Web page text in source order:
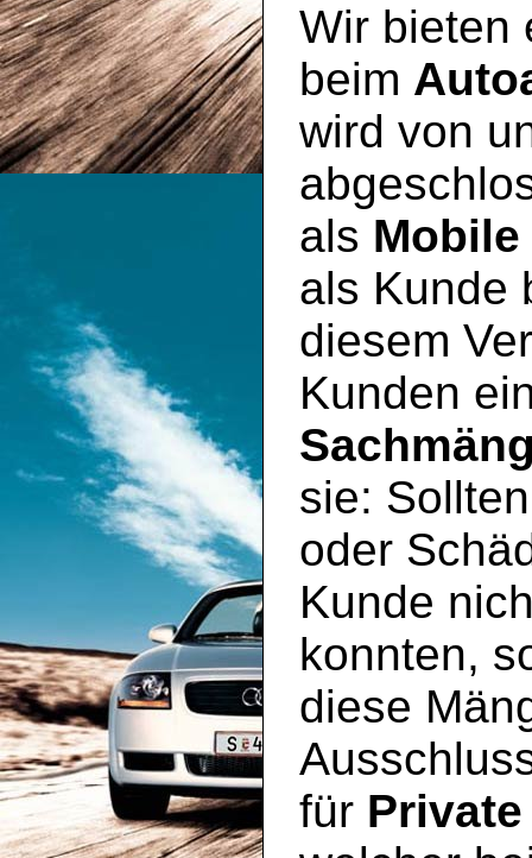
Wir bieten
beim
wird von
als
als Kunde
diesem
Kunden
sie:
oder
Kunde
konnten,
diese
für